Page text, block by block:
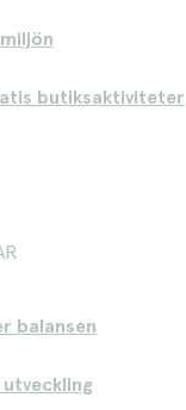
butiksaktiviteter
balansen